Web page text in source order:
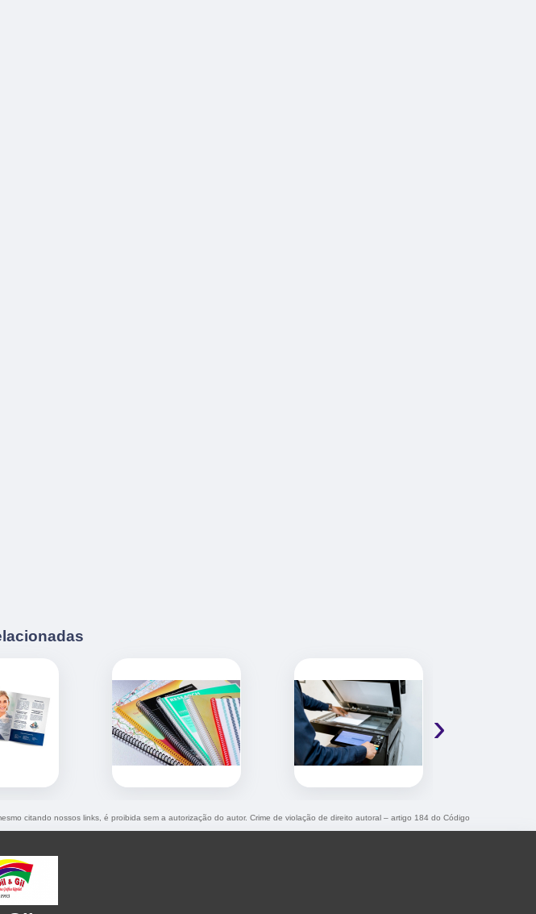
›
citando nossos links, é proibida sem a autorização do autor. Crime de violação de direito autoral – artigo 184 do Código